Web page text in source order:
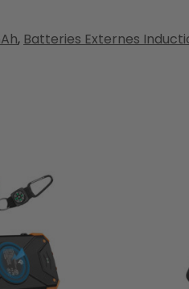
, Batteries Externes